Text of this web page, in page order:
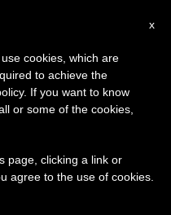
الصلاة
x
cookies, which are
to achieve the
If you want to know
or some of the cookies,
page, clicking a link or
agree to the use of cookies.